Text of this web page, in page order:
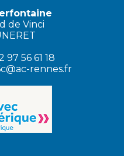
de Vinci
97 56 61 18
rennes.fr